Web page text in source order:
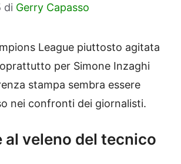
di Gerry Capasso
League piuttosto agitata
per Simone Inzaghi
stampa sembra essere
nei confronti dei giornalisti.
al veleno del tecnico